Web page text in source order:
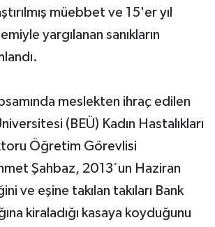
müebbet ve 15'er yıl
yargılanan sanıkların
meslekten ihraç edilen
(BEÜ) Kadın Hastalıkları
Öğretim Görevlisi
Şahbaz, 2013´un Haziran
ve eşine takılan takıları Bank
kiraladığı kasaya koyduğunu